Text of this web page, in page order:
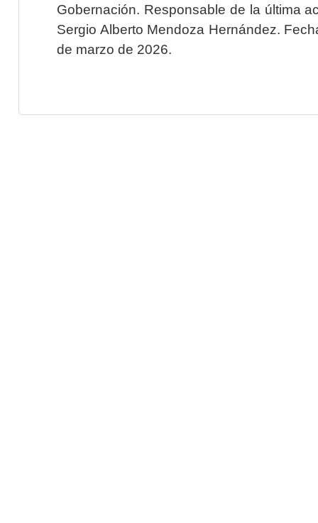
Gobernación. Responsable de la última
Sergio Alberto Mendoza Hernández.
de marzo de 2026.